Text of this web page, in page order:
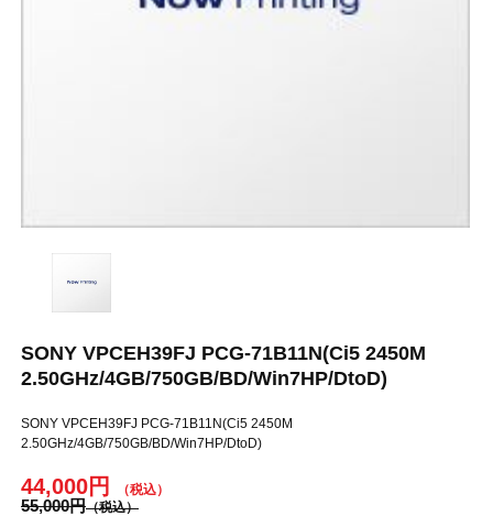
SONY VPCEH39FJ PCG-71B11N(Ci5 2450M
2.50GHz/4GB/750GB/BD/Win7HP/DtoD)
SONY VPCEH39FJ PCG-71B11N(Ci5 2450M
2.50GHz/4GB/750GB/BD/Win7HP/DtoD)
44,000円
55,000円